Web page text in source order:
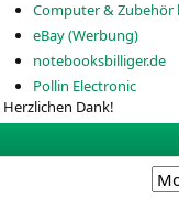
Computer & Zubehör
eBay (Werbung)
notebooksbilliger.de
Pollin Electronic
Herzlichen Dank!